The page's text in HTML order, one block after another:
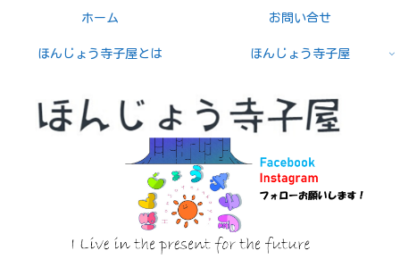
ホーム お問い合せ
ほんじょう寺子屋とは ほんじょう寺子屋